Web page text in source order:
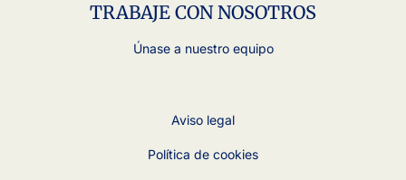
TRABAJE CON NOSOTROS
Únase a nuestro equipo
Aviso legal
Política de cookies